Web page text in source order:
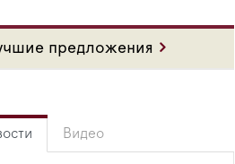
предложения
Видео